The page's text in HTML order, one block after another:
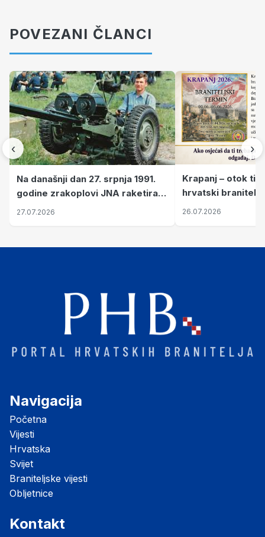
POVEZANI ČLANCI
‹
Na današnji dan 27. srpnja 1991.
godine zrakoplovi JNA raketirali
su vojarnu i obučni centar "Nikola
27.07.2026
Krapanj – otok
hrvatski branitelji
pronalaze mir
26.07.2026
›
Navigacija
Početna
Vijesti
Hrvatska
Svijet
Braniteljske vijesti
Obljetnice
Kontakt